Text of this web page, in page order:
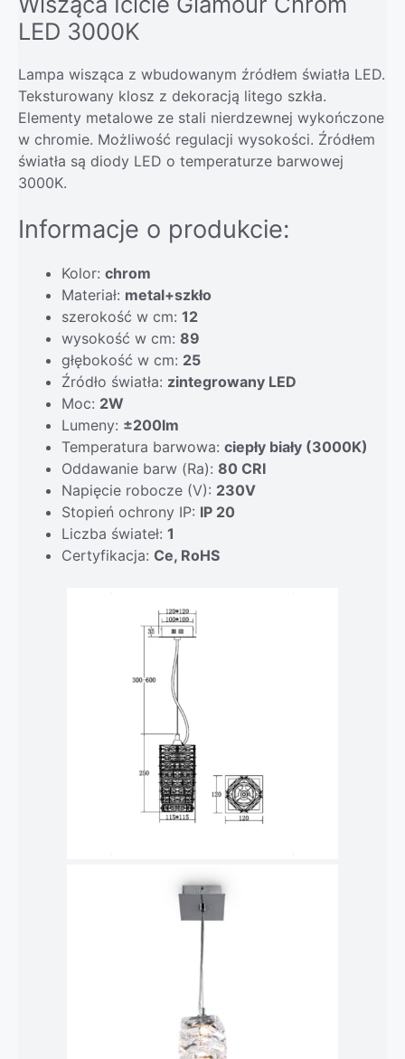
LED 3000K
Lampa wisząca z wbudowanym źródłem światła LED.
Teksturowany klosz z dekoracją litego szkła.
Elementy metalowe ze stali nierdzewnej wykończone
w chromie. Możliwość regulacji wysokości. Źródłem
światła są diody LED o temperaturze barwowej
3000K.
Informacje o produkcie:
Kolor: chrom
Materiał: metal+szkło
szerokość w cm: 12
wysokość w cm: 89
głębokość w cm: 25
Źródło światła: zintegrowany LED
Moc: 2W
Lumeny: ±200lm
Temperatura barwowa: ciepły biały (3000K)
Oddawanie barw (Ra): 80 CRI
Napięcie robocze (V): 230V
Stopień ochrony IP: IP 20
Liczba świateł: 1
Certyfikacja: Ce, RoHS